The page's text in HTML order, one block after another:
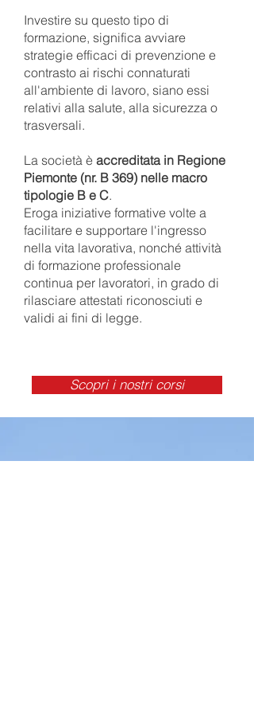
Investire su questo tipo di
formazione, significa avviare
strategie efficaci di prevenzione e
contrasto ai rischi connaturati
all'ambiente di lavoro, siano essi
relativi alla salute, alla sicurezza o
trasversali.
La società è accreditata in Regione
Piemonte (nr. B 369) nelle macro
tipologie B e C.
Eroga iniziative formative volte a
facilitare e supportare l'ingresso
nella vita lavorativa, nonché attività
di formazione professionale
continua per lavoratori, in grado di
rilasciare attestati riconosciuti e
validi ai fini di legge.
Scopri i nostri corsi